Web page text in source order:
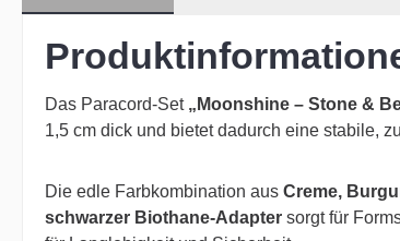
Das Paracord-Set „Moonshine – Stone &
1,5 cm dick und bietet dadurch eine stabile,
Die edle Farbkombination aus Creme,
schwarzer Biothane-Adapter sorgt für